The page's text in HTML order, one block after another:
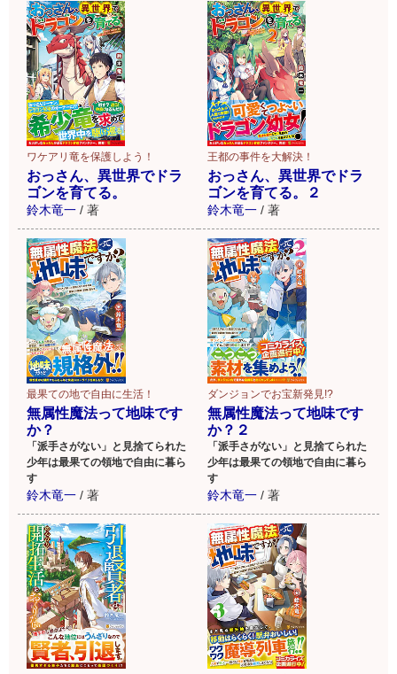
ワケアリ竜を保護しよう！
おっさん、異世界でドラ
ゴンを育てる。
鈴木竜一 / 著
王都の事件を大解決！
おっさん、異世界でドラ
ゴンを育てる。２
鈴木竜一 / 著
最果ての地で自由に生活！
無属性魔法って地味です
か？
「派手さがない」と見捨てられた
少年は最果ての領地で自由に暮ら
す
鈴木竜一 / 著
ダンジョンでお宝新発見!?
無属性魔法って地味です
か？２
「派手さがない」と見捨てられた
少年は最果ての領地で自由に暮ら
す
鈴木竜一 / 著